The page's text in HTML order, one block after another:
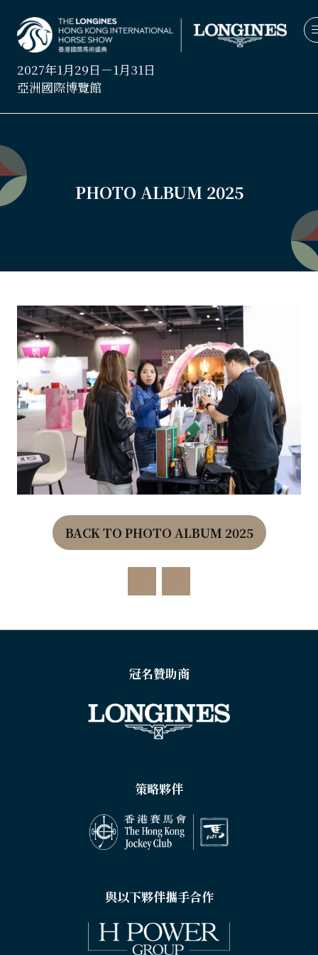
2027年1月29日－1月31日
亞洲國際博覽館
PHOTO ALBUM 2025
BACK TO PHOTO ALBUM 2025
(OPENS
NEW
冠名贊助商
策略夥伴
與以下夥伴攜手合作